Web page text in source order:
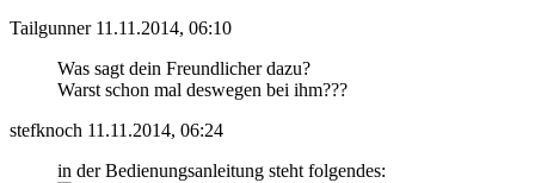
Tailgunner 11.11.2014, 06:10
Was sagt dein Freundlicher dazu?
Warst schon mal deswegen bei ihm???
stefknoch 11.11.2014, 06:24
in der Bedienungsanleitung steht folgendes: